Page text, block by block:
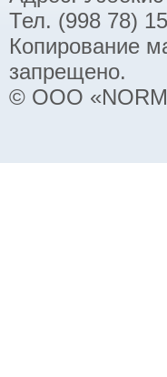
Тел. (998 78)
Копирование
запрещено.
© ООО